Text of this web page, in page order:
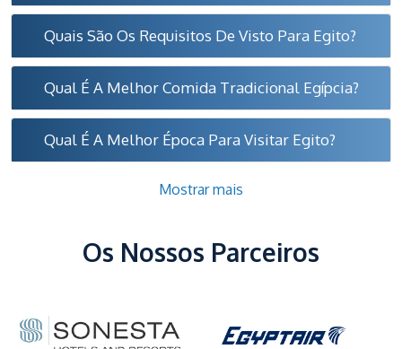
Quais São Os Requisitos De Visto Para Egito?
Qual É A Melhor Comida Tradicional Egípcia?
Qual É A Melhor Época Para Visitar Egito?
Mostrar mais
Os Nossos Parceiros